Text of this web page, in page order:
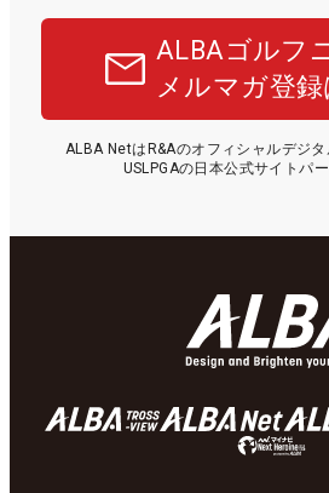
ALBAゴルフ
メルマガ登
ALBA NetはR&Aのオフィシャルデジ
USLPGAの日本公式サイトパー